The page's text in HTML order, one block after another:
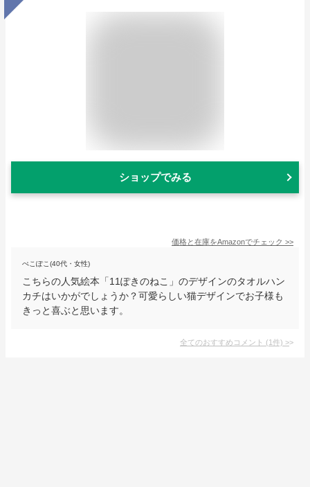
ショップでみる
価格と在庫をAmazonでチェック >>
ぺこぽこ(40代・女性)
こちらの人気絵本「11ぽきのねこ」のデザインのタオルハン
カチはいかがでしょうか？可愛らしい猫デザインでお子様も
きっと喜ぶと思います。
全てのおすすめコメント (1件) >